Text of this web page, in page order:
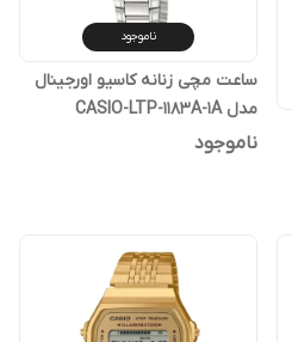
ناموجود
ساعت مچی زنانه کاسیو اورجینال
مدل CASIO-LTP-1183A-1A
ناموجود